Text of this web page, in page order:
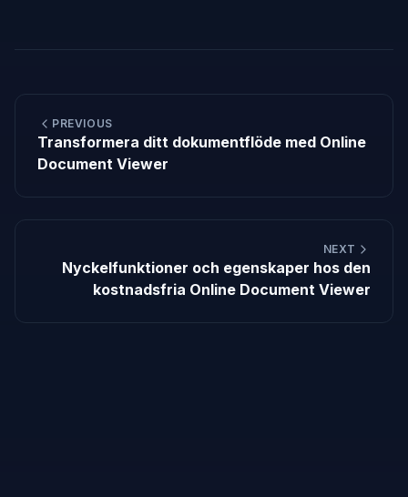
PREVIOUS
Transformera ditt dokumentflöde med Online
Document Viewer
NEXT
Nyckelfunktioner och egenskaper hos den
kostnadsfria Online Document Viewer